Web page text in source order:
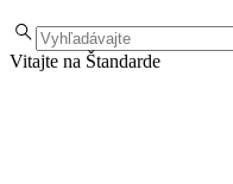
Vitajte na Štandarde